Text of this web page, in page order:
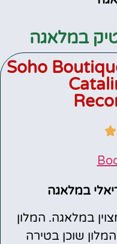
במלאגה
Soho

במלאגה
במלאגה. המלון
המלון שוכן בטירה